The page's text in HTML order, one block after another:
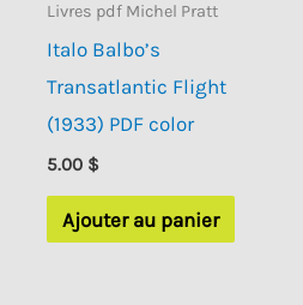
Livres pdf Michel Pratt
Italo Balbo’s
Transatlantic Flight
(1933) PDF color
5.00 $
Ajouter au panier